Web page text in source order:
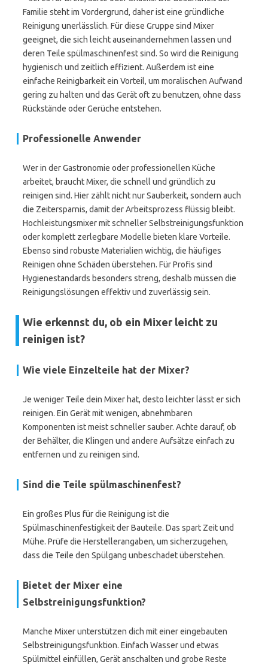
Familie steht im Vordergrund, daher ist eine gründliche
Reinigung unerlässlich. Für diese Gruppe sind Mixer
geeignet, die sich leicht auseinandernehmen lassen und
deren Teile spülmaschinenfest sind. So wird die Reinigung
hygienisch und zeitlich effizient. Außerdem ist eine
einfache Reinigbarkeit ein Vorteil, um moralischen Aufwand
gering zu halten und das Gerät oft zu benutzen, ohne dass
Rückstände oder Gerüche entstehen.
Professionelle Anwender
Wer in der Gastronomie oder professionellen Küche
arbeitet, braucht Mixer, die schnell und gründlich zu
reinigen sind. Hier zählt nicht nur Sauberkeit, sondern auch
die Zeitersparnis, damit der Arbeitsprozess flüssig bleibt.
Hochleistungsmixer mit schneller Selbstreinigungsfunktion
oder komplett zerlegbare Modelle bieten klare Vorteile.
Ebenso sind robuste Materialien wichtig, die häufiges
Reinigen ohne Schäden überstehen. Für Profis sind
Hygienestandards besonders streng, deshalb müssen die
Reinigungslösungen effektiv und zuverlässig sein.
Wie erkennst du, ob ein Mixer leicht zu
reinigen ist?
Wie viele Einzelteile hat der Mixer?
Je weniger Teile dein Mixer hat, desto leichter lässt er sich
reinigen. Ein Gerät mit wenigen, abnehmbaren
Komponenten ist meist schneller sauber. Achte darauf, ob
der Behälter, die Klingen und andere Aufsätze einfach zu
entfernen und zu reinigen sind.
Sind die Teile spülmaschinenfest?
Ein großes Plus für die Reinigung ist die
Spülmaschinenfestigkeit der Bauteile. Das spart Zeit und
Mühe. Prüfe die Herstellerangaben, um sicherzugehen,
dass die Teile den Spülgang unbeschadet überstehen.
Bietet der Mixer eine
Selbstreinigungsfunktion?
Manche Mixer unterstützen dich mit einer eingebauten
Selbstreinigungsfunktion. Einfach Wasser und etwas
Spülmittel einfüllen, Gerät anschalten und grobe Reste